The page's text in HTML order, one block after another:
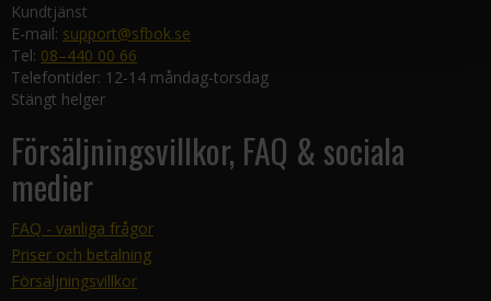
Kundtjänst
E-mail: support@sfbok.se
Tel: 08–440 00 66
Telefontider: 12-14 måndag-torsdag
Stängt helger
Försäljningsvillkor, FAQ & sociala
medier
FAQ - vanliga frågor
Priser och betalning
Försäljningsvillkor